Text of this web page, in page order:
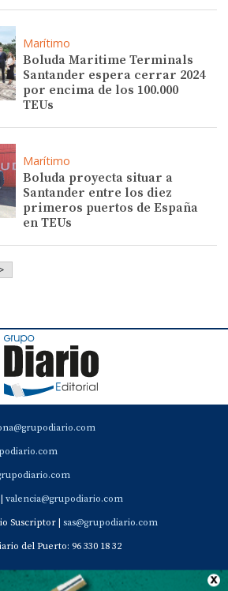
Marítimo
Boluda Maritime Terminals
Santander espera cerrar 2024
por encima de los 100.000
TEUs
Marítimo
Boluda proyecta situar a
Santander entre los diez
primeros puertos de España
en TEUs
valencia@grupodiario.com
Suscriptor | sas@grupodiario.com
del Puerto: 96 330 18 32
Quiénes somos Política de privacidad